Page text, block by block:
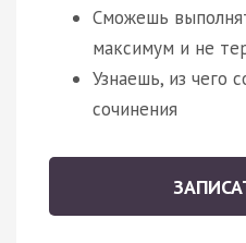
Сможешь
максимум и не
Узнаешь, из чего
сочинения